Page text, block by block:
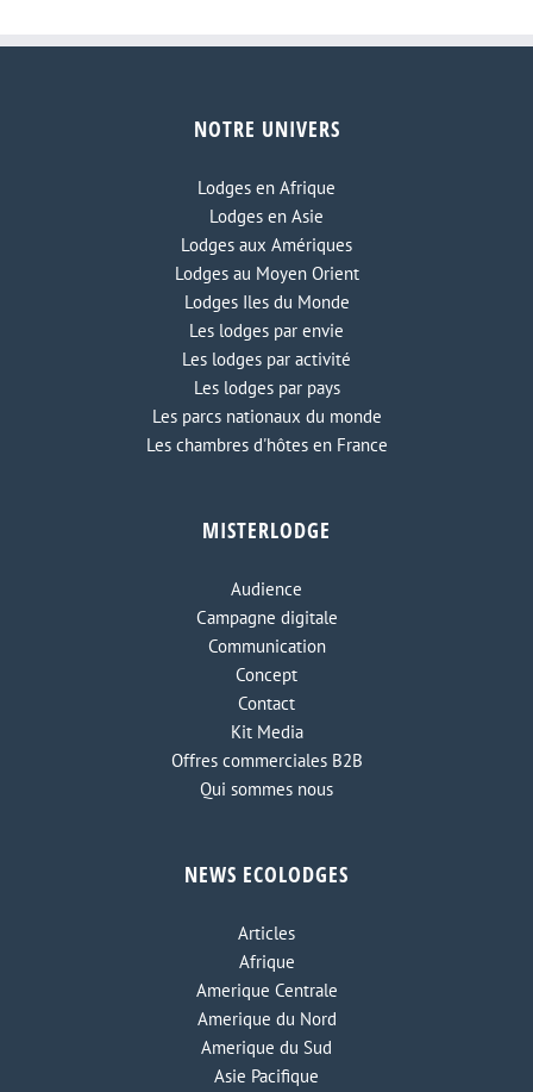
NOTRE UNIVERS
Lodges en Afrique
Lodges en Asie
Lodges aux Amériques
Lodges au Moyen Orient
Lodges Iles du Monde
Les lodges par envie
Les lodges par activité
Les lodges par pays
Les parcs nationaux du monde
Les chambres d'hôtes en France
MISTERLODGE
Audience
Campagne digitale
Communication
Concept
Contact
Kit Media
Offres commerciales B2B
Qui sommes nous
NEWS ECOLODGES
Articles
Afrique
Amerique Centrale
Amerique du Nord
Amerique du Sud
Asie Pacifique